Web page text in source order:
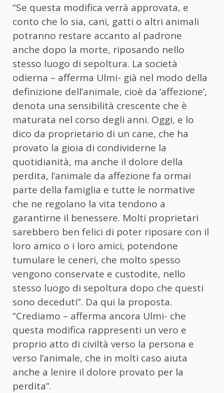
“Se questa modifica verrà approvata, e
conto che lo sia, cani, gatti o altri animali
potranno restare accanto al padrone
anche dopo la morte, riposando nello
stesso luogo di sepoltura. La società
odierna – afferma Ulmi- già nel modo della
definizione dell’animale, cioè da ‘affezione’,
denota una sensibilità crescente che è
maturata nel corso degli anni. Oggi, e lo
dico da proprietario di un cane, che ha
provato la gioia di condividerne la
quotidianità, ma anche il dolore della
perdita, l’animale da affezione fa ormai
parte della famiglia e tutte le normative
che ne regolano la vita tendono a
garantirne il benessere. Molti proprietari
sarebbero ben felici di poter riposare con il
loro amico o i loro amici, potendone
tumulare le ceneri, che molto spesso
vengono conservate e custodite, nello
stesso luogo di sepoltura dopo che questi
sono deceduti”. Da qui la proposta.
“Crediamo – afferma ancora Ulmi- che
questa modifica rappresenti un vero e
proprio atto di civiltà verso la persona e
verso l’animale, che in molti caso aiuta
anche a lenire il dolore provato per la
perdita”.